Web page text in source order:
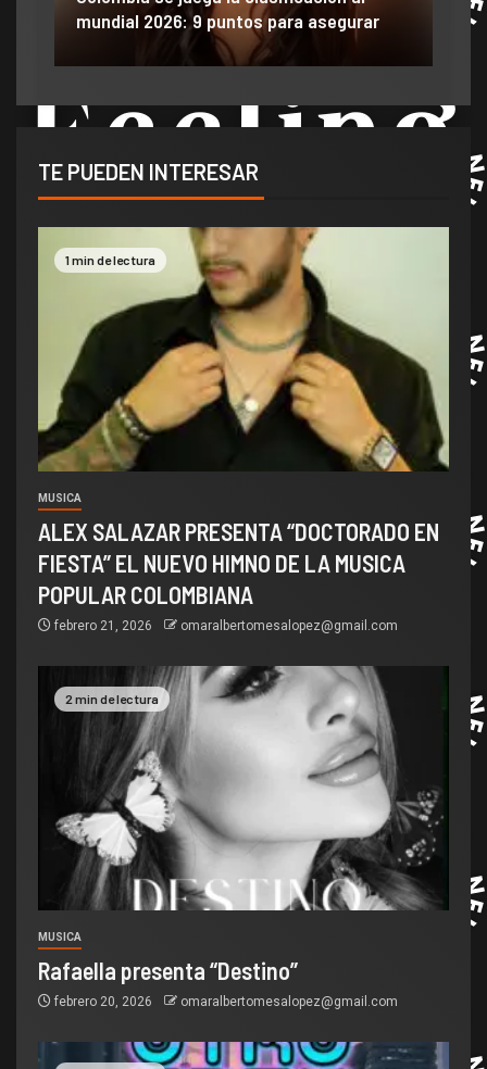
mundial 2026: 9 puntos para asegurar
TE PUEDEN INTERESAR
1 min de lectura
MUSICA
ALEX SALAZAR PRESENTA “DOCTORADO EN
FIESTA” EL NUEVO HIMNO DE LA MUSICA
POPULAR COLOMBIANA
febrero 21, 2026 omaralbertomesalopez@gmail.com
2 min de lectura
MUSICA
Rafaella presenta “Destino”
febrero 20, 2026 omaralbertomesalopez@gmail.com